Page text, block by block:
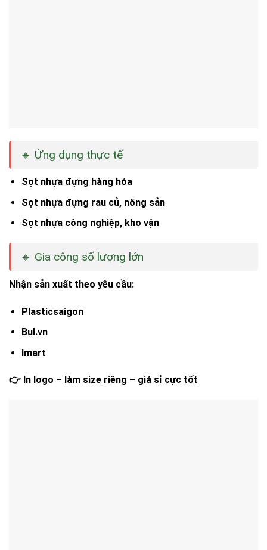
🔹 Ứng dụng thực tế
Sọt nhựa đựng hàng hóa
Sọt nhựa đựng rau củ, nông sản
Sọt nhựa công nghiệp, kho vận
🔹 Gia công số lượng lớn
Nhận sản xuất theo yêu cầu:
Plasticsaigon
Bul.vn
Imart
👉 In logo – làm size riêng – giá sỉ cực tốt